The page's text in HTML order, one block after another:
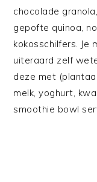
chocolade
gepofte quinoa,
kokosschilfers. Je
uiteraard zelf
deze met
melk, yoghurt,
smoothie bowl